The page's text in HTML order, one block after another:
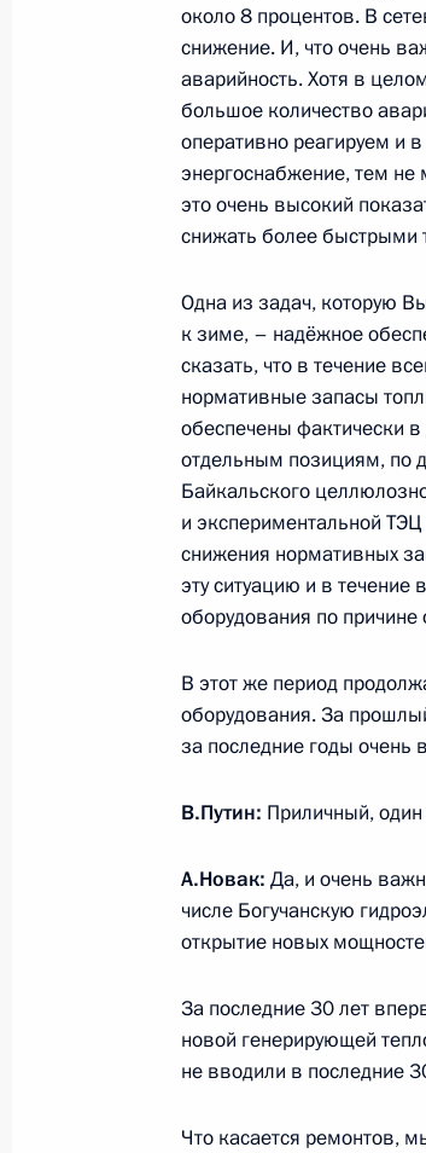
22 мая 2013 года, 19:30
Встреча с
Андреем Костиным
22 мая 2013 года, 19:00
Встреча с коллективом
22 мая 2013 года, 18:00
Рабочая встреча с
Михаилом Юревичем
22 мая 2013 года, 08:30
Орловым
22 мая 2013 года, 08:00
21 мая 2013 года,
Встреча с
21 мая 2013 года, 20:30 Сочи
Телефонный разговор
Леттой
около 8 процентов. В
снижение. И, что очень
аварийность. Хотя в
большое количество
оперативно реагируем и
энергоснабжение, тем
это очень высокий
снижать более быстрыми
Одна из задач, которую
к зиме, – надёжное
сказать, что в течение
нормативные запасы
обеспечены фактически
отдельным позициям, по
Байкальского
и экспериментальной
снижения нормативных
эту ситуацию и в течение
оборудования по причине
В этот же период
оборудования. За
за последние годы очень
В.Путин: Приличный,
А.Новак: Да, и очень
числе Богучанскую
открытие новых
За последние 30 лет
новой генерирующей
не вводили в последние
Что касается ремонтов,